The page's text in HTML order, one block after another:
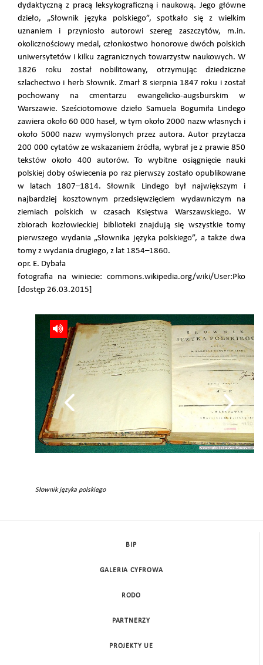
dydaktyczną z pracą leksykograficzną i naukową. Jego główne
dzieło, „Słownik języka polskiego”, spotkało się z wielkim
uznaniem i przyniosło autorowi szereg zaszczytów, m.in.
okolicznościowy medal, członkostwo honorowe dwóch polskich
uniwersytetów i kilku zagranicznych towarzystw naukowych. W
1826 roku został nobilitowany, otrzymując dziedziczne
szlachectwo i herb Słownik. Zmarł 8 sierpnia 1847 roku i został
pochowany na cmentarzu ewangelicko-augsburskim w
Warszawie. Sześciotomowe dzieło Samuela Bogumiła Lindego
zawiera około 60 000 haseł, w tym około 2000 nazw własnych i
około 5000 nazw wymyślonych przez autora. Autor przytacza
200 000 cytatów ze wskazaniem źródła, wybrał je z prawie 850
tekstów około 400 autorów. To wybitne osiągnięcie nauki
polskiej doby oświecenia po raz pierwszy zostało opublikowane
w latach 1807–1814. Słownik Lindego był największym i
najbardziej kosztownym przedsięwzięciem wydawniczym na
ziemiach polskich w czasach Księstwa Warszawskiego. W
zbiorach kozłowieckiej biblioteki znajdują się wszystkie tomy
pierwszego wydania „Słownika języka polskiego”, a także dwa
tomy z wydania drugiego, z lat 1854–1860.
opr. E. Dybała
fotografia na winiecie: commons.wikipedia.org/wiki/User:Pko
[dostęp 26.03.2015]
Słownik języka polskiego
BIP
GALERIA CYFROWA
RODO
PARTNERZY
PROJEKTY UE